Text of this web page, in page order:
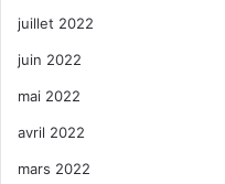
juillet 2022
juin 2022
mai 2022
avril 2022
mars 2022